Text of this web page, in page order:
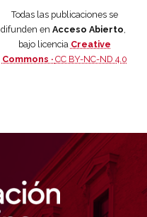
Todas las publicaciones se
difunden en Acceso Abierto
bajo licencia Creative
Commons · CC BY-NC-ND 4.0